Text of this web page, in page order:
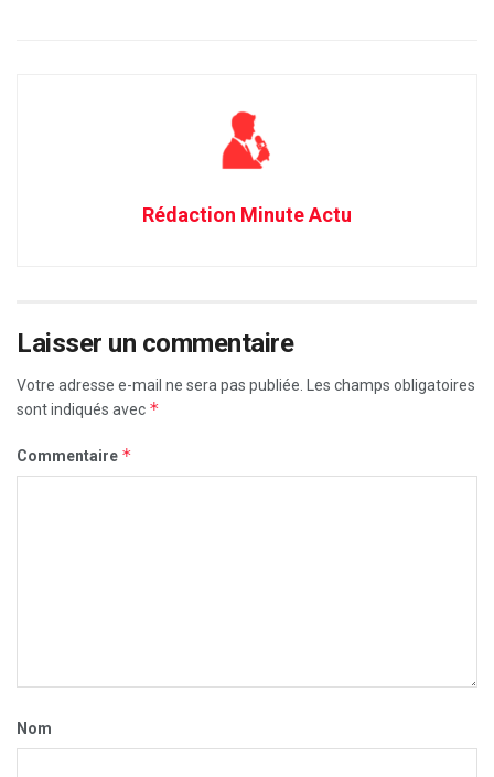
Rédaction Minute Actu
Laisser un commentaire
Votre adresse e-mail ne sera pas publiée. Les champs obligatoires
sont indiqués avec *
Commentaire *
Nom